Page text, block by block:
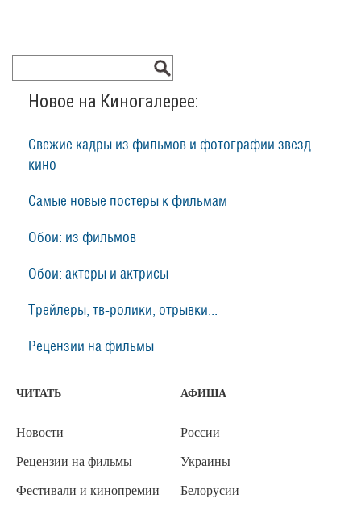
Новое на Киногалерее:
Свежие кадры из фильмов и фотографии звезд
кино
Самые новые постеры к фильмам
Обои: из фильмов
Обои: актеры и актрисы
Трейлеры, тв-ролики, отрывки...
Рецензии на фильмы
ЧИТАТЬ
Новости
Рецензии на фильмы
Фестивали и кинопремии
АФИША
России
Украины
Белорусии